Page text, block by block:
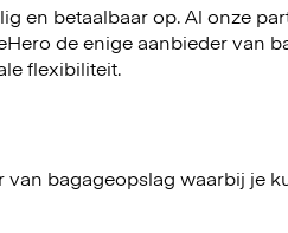
en betaalbaar op. Al onze
de enige aanbieder van
flexibiliteit.
van bagageopslag waarbij je